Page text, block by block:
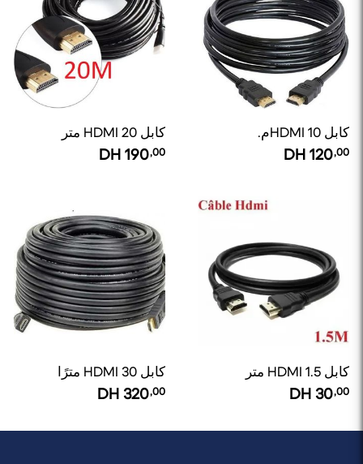
كابل HDMI 10م.
120,00
كابل HDMI 20 متر
190,00
كابل HDMI 1.5 متر
30,00
كابل HDMI 30 مترًا
320,00